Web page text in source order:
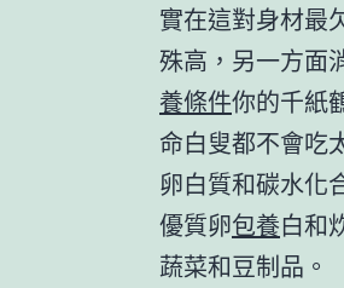
實在這對身材最
殊高，另一方面
養條件你的千紙
命白叟都不會吃
卵白質和碳水化
優質卵包養白和
蔬菜和豆制品。